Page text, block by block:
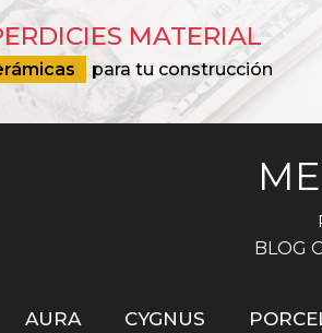
MATERIAL
para tu construcción
BLOG
AURA CYGNUS